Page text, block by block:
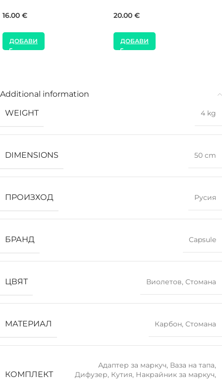
16.00 €
ДОБАВИ
20.00 €
ДОБАВИ
Additional information
WEIGHT
4 kg
DIMENSIONS 50 cm
ПРОИЗХОД Русия
БРАНД Capsule
ЦВЯТ Виолетов, Стомана
МАТЕРИАЛ Карбон, Стомана
КОМПЛЕКТ
Адаптер за маркуч, Ваза на тапа,
Дифузер, Кутия, Накрайник за маркуч,